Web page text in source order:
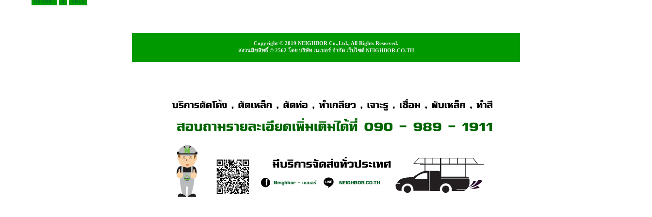
Copyright © 2019 NEIGHBOR Co.,Ltd., All Rights Reserved.
สงวนลิขสิทธิ์ © 2562 โดย บริษัท เนเบอร์ จำกัด เว็บไซต์ NEIGHBOR.CO.TH